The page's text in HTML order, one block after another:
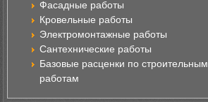
Фасадные работы
Кровельные работы
Электромонтажные работы
Сантехнические работы
Базовые расценки по строительным
работам